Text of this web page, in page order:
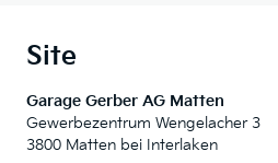
Site
Garage Gerber AG Matten
Gewerbezentrum Wengelacher 3
3800 Matten bei Interlaken